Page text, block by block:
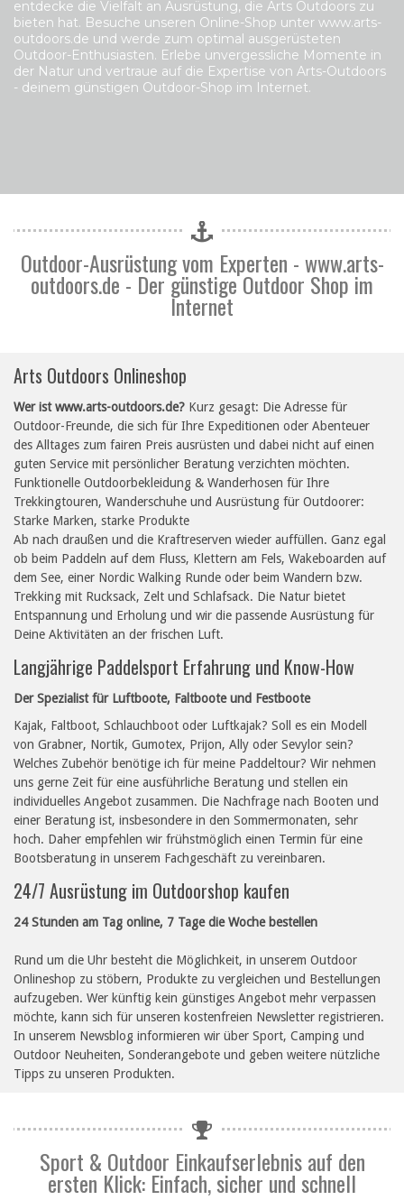
entdecke die Vielfalt an Ausrüstung, die Arts Outdoors zu
bieten hat. Besuche unseren Online-Shop unter www.arts-
outdoors.de und werde zum optimal ausgerüsteten
Outdoor-Enthusiasten. Erlebe unvergessliche Momente in
der Natur und vertraue auf die Expertise von Arts-Outdoors
- deinem günstigen Outdoor-Shop im Internet.
Outdoor-Ausrüstung vom Experten - www.arts-
outdoors.de - Der günstige Outdoor Shop im
Internet
Arts Outdoors Onlineshop
Wer ist www.arts-outdoors.de? Kurz gesagt: Die Adresse für
Outdoor-Freunde, die sich für Ihre Expeditionen oder Abenteuer
des Alltages zum fairen Preis ausrüsten und dabei nicht auf einen
guten Service mit persönlicher Beratung verzichten möchten.
Funktionelle Outdoorbekleidung & Wanderhosen für Ihre
Trekkingtouren, Wanderschuhe und Ausrüstung für Outdoorer:
Starke Marken, starke Produkte
Ab nach draußen und die Kraftreserven wieder auffüllen. Ganz egal
ob beim Paddeln auf dem Fluss, Klettern am Fels, Wakeboarden auf
dem See, einer Nordic Walking Runde oder beim Wandern bzw.
Trekking mit Rucksack, Zelt und Schlafsack. Die Natur bietet
Entspannung und Erholung und wir die passende Ausrüstung für
Deine Aktivitäten an der frischen Luft.
Langjährige Paddelsport Erfahrung und Know-How
Der Spezialist für Luftboote, Faltboote und Festboote
Kajak, Faltboot, Schlauchboot oder Luftkajak? Soll es ein Modell
von Grabner, Nortik, Gumotex, Prijon, Ally oder Sevylor sein?
Welches Zubehör benötige ich für meine Paddeltour? Wir nehmen
uns gerne Zeit für eine ausführliche Beratung und stellen ein
individuelles Angebot zusammen. Die Nachfrage nach Booten und
einer Beratung ist, insbesondere in den Sommermonaten, sehr
hoch. Daher empfehlen wir frühstmöglich einen Termin für eine
Bootsberatung in unserem Fachgeschäft zu vereinbaren.
24/7 Ausrüstung im Outdoorshop kaufen
24 Stunden am Tag online, 7 Tage die Woche bestellen
Rund um die Uhr besteht die Möglichkeit, in unserem Outdoor
Onlineshop zu stöbern, Produkte zu vergleichen und Bestellungen
aufzugeben. Wer künftig kein günstiges Angebot mehr verpassen
möchte, kann sich für unseren kostenfreien Newsletter registrieren.
In unserem Newsblog informieren wir über Sport, Camping und
Outdoor Neuheiten, Sonderangebote und geben weitere nützliche
Tipps zu unseren Produkten.
Sport & Outdoor Einkaufserlebnis auf den
ersten Klick: Einfach, sicher und schnell